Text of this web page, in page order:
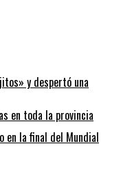
y despertó una
en toda la provincia
en la final del Mundial